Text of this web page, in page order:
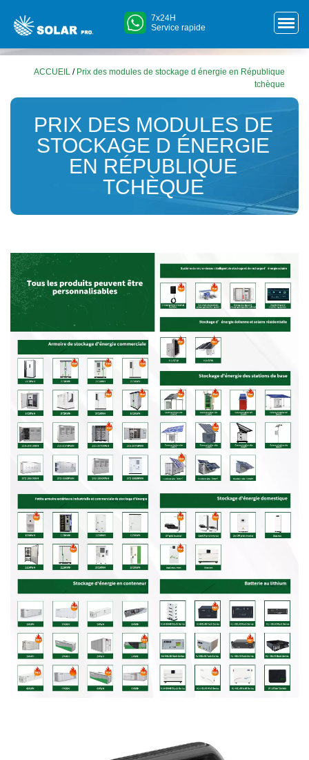
7x24H
Service rapide
ACCUEIL / Prix des modules de stockage d énergie en République
tchèque
PRIX DES MODULES DE
STOCKAGE D ÉNERGIE
EN RÉPUBLIQUE
TCHÈQUE